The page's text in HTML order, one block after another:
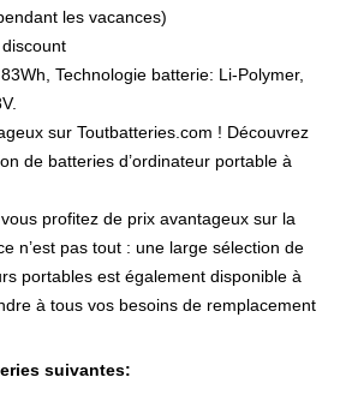
les vacances)
Technologie batterie: Li-Polymer,
sur Toutbatteries.com ! Découvrez
de batteries d’ordinateur portable à
profitez de prix avantageux sur la
n’est pas tout : une large sélection de
portables est également disponible à
à tous vos besoins de remplacement
suivantes: